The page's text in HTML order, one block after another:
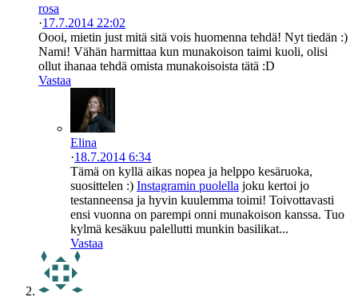
rosa
·17.7.2014 22:02
Oooi, mietin just mitä sitä vois huomenna tehdä! Nyt tiedän :)
Nami! Vähän harmittaa kun munakoison taimi kuoli, olisi
ollut ihanaa tehdä omista munakoisoista tätä :D
Vastaa
Elina
·18.7.2014 6:34
Tämä on kyllä aikas nopea ja helppo kesäruoka,
suosittelen :) Instagramin puolella joku kertoi jo
testanneensa ja hyvin kuulemma toimi! Toivottavasti
ensi vuonna on parempi onni munakoison kanssa. Tuo
kylmä kesäkuu palellutti munkin basilikat...
Vastaa